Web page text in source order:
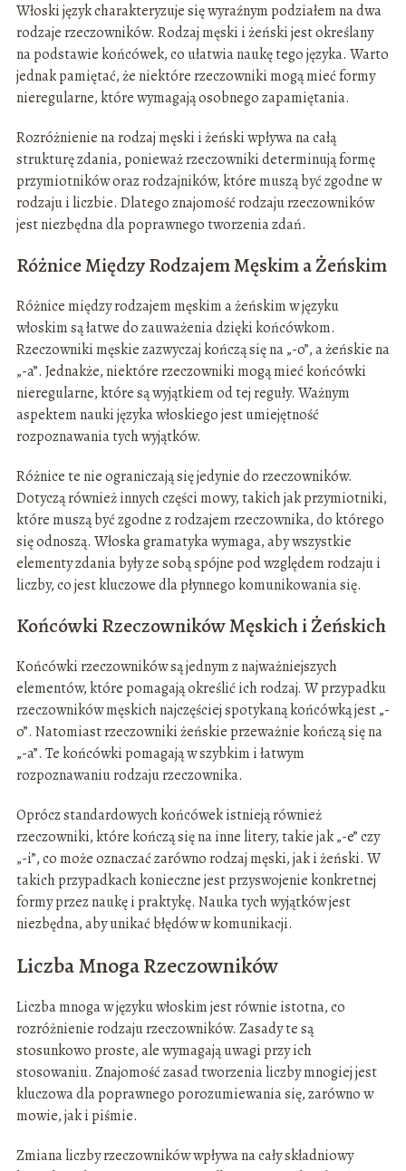
Włoski język charakteryzuje się wyraźnym podziałem na dwa
rodzaje rzeczowników. Rodzaj męski i żeński jest określany
na podstawie końcówek, co ułatwia naukę tego języka. Warto
jednak pamiętać, że niektóre rzeczowniki mogą mieć formy
nieregularne, które wymagają osobnego zapamiętania.
Rozróżnienie na rodzaj męski i żeński wpływa na całą
strukturę zdania, ponieważ rzeczowniki determinują formę
przymiotników oraz rodzajników, które muszą być zgodne w
rodzaju i liczbie. Dlatego znajomość rodzaju rzeczowników
jest niezbędna dla poprawnego tworzenia zdań.
Różnice Między Rodzajem Męskim a Żeńskim
Różnice między rodzajem męskim a żeńskim w języku
włoskim są łatwe do zauważenia dzięki końcówkom.
Rzeczowniki męskie zazwyczaj kończą się na „-o”, a żeńskie na
„-a”. Jednakże, niektóre rzeczowniki mogą mieć końcówki
nieregularne, które są wyjątkiem od tej reguły. Ważnym
aspektem nauki języka włoskiego jest umiejętność
rozpoznawania tych wyjątków.
Różnice te nie ograniczają się jedynie do rzeczowników.
Dotyczą również innych części mowy, takich jak przymiotniki,
które muszą być zgodne z rodzajem rzeczownika, do którego
się odnoszą. Włoska gramatyka wymaga, aby wszystkie
elementy zdania były ze sobą spójne pod względem rodzaju i
liczby, co jest kluczowe dla płynnego komunikowania się.
Końcówki Rzeczowników Męskich i Żeńskich
Końcówki rzeczowników są jednym z najważniejszych
elementów, które pomagają określić ich rodzaj. W przypadku
rzeczowników męskich najczęściej spotykaną końcówką jest „-
o”. Natomiast rzeczowniki żeńskie przeważnie kończą się na
„-a”. Te końcówki pomagają w szybkim i łatwym
rozpoznawaniu rodzaju rzeczownika.
Oprócz standardowych końcówek istnieją również
rzeczowniki, które kończą się na inne litery, takie jak „-e” czy
„-i”, co może oznaczać zarówno rodzaj męski, jak i żeński. W
takich przypadkach konieczne jest przyswojenie konkretnej
formy przez naukę i praktykę. Nauka tych wyjątków jest
niezbędna, aby unikać błędów w komunikacji.
Liczba Mnoga Rzeczowników
Liczba mnoga w języku włoskim jest równie istotna, co
rozróżnienie rodzaju rzeczowników. Zasady te są
stosunkowo proste, ale wymagają uwagi przy ich
stosowaniu. Znajomość zasad tworzenia liczby mnogiej jest
kluczowa dla poprawnego porozumiewania się, zarówno w
mowie, jak i piśmie.
Zmiana liczby rzeczowników wpływa na cały składniowy